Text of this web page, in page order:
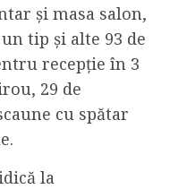
și masa salon,
tip și alte 93 de
recepție în 3
29 de
cu spătar
la